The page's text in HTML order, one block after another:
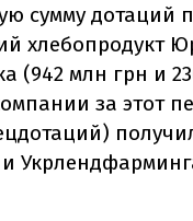
сумму дотаций
хлебопродукт
(942 млн грн и
за этот